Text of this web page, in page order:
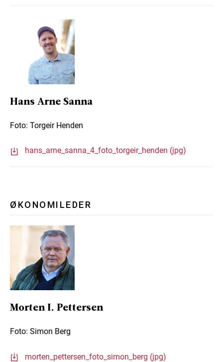
Hans Arne Sanna
Foto: Torgeir Henden
hans_arne_sanna_4_foto_torgeir_henden (jpg)
ØKONOMILEDER
Morten I. Pettersen
Foto: Simon Berg
morten_pettersen_foto_simon_berg (jpg)